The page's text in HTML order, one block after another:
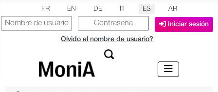
Seleccione su idioma
FR EN DE ES AR
Iniciar sesión
Olvido el nombre de usuario?